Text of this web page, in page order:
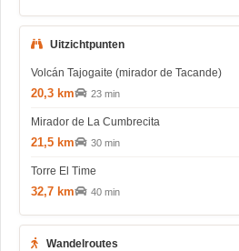
Uitzichtpunten
Volcán Tajogaite (mirador de Tacande)
20,3 km 23 min
Mirador de La Cumbrecita
21,5 km 30 min
Torre El Time
32,7 km 40 min
Wandelroutes